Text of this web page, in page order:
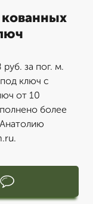
за пог. м.
ключ с
от 10
более